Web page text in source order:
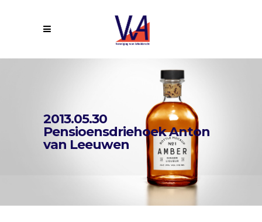
2013.05.30
Pensioensdriehoek Anton
van Leeuwen